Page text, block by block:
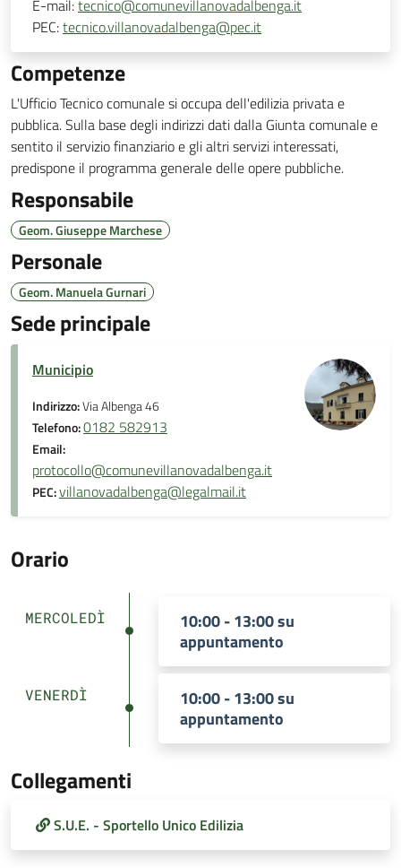
E-mail:tecnico@comunevillanovadalbenga.it
PEC:tecnico.villanovadalbenga@pec.it
Competenze
L'Ufficio Tecnico comunale si occupa dell'edilizia privata e
pubblica. Sulla base degli indirizzi dati dalla Giunta comunale e
sentito il servizio finanziario e gli altri servizi interessati,
predispone il programma generale delle opere pubbliche.
Responsabile
Geom. Giuseppe Marchese
Personale
Geom. Manuela Gurnari
Sede principale
Municipio
Indirizzo:Via Albenga 46
Telefono:0182 582913
Email:
protocollo@comunevillanovadalbenga.it
PEC:villanovadalbenga@legalmail.it
Orario
MERCOLEDÌ
10:00 - 13:00 su
appuntamento
VENERDÌ
10:00 - 13:00 su
appuntamento
Collegamenti
S.U.E. - Sportello Unico Edilizia